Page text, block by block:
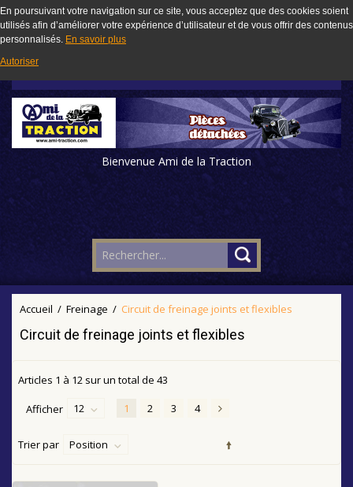
En poursuivant votre navigation sur ce site, vous acceptez que des cookies soient
utilisés afin d’améliorer votre expérience d’utilisateur et de vous offrir des contenus
personnalisés. En savoir plus
Autoriser
Bienvenue Ami de la Traction
Accueil / Freinage / Circuit de freinage joints et flexibles
Circuit de freinage joints et flexibles
Articles 1 à 12 sur un total de 43
1
2 3 4
Afficher 12
Trier par Position